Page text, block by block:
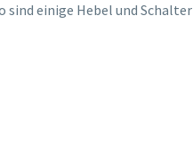
einige Hebel und Schalter